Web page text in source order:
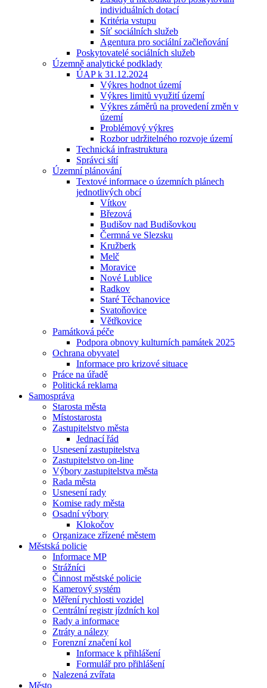
individuálních dotací
Kritéria vstupu
Síť sociálních služeb
Agentura pro sociální začleňování
Poskytovatelé sociálních služeb
Územně analytické podklady
ÚAP k 31.12.2024
Výkres hodnot území
Výkres limitů využití území
Výkres záměrů na provedení změn v
území
Problémový výkres
Rozbor udržitelného rozvoje území
Technická infrastruktura
Správci sítí
Územní plánování
Textové informace o územních plánech
jednotlivých obcí
Vítkov
Březová
Budišov nad Budišovkou
Čermná ve Slezsku
Kružberk
Melč
Moravice
Nové Lublice
Radkov
Staré Těchanovice
Svatoňovice
Větřkovice
Památková péče
Podpora obnovy kulturních památek 2025
Ochrana obyvatel
Informace pro krizové situace
Práce na úřadě
Politická reklama
Samospráva
Starosta města
Místostarosta
Zastupitelstvo města
Jednací řád
Usnesení zastupitelstva
Zastupitelstvo on-line
Výbory zastupitelstva města
Rada města
Usnesení rady
Komise rady města
Osadní výbory
Klokočov
Organizace zřízené městem
Městská policie
Informace MP
Strážníci
Činnost městské policie
Kamerový systém
Měření rychlosti vozidel
Centrální registr jízdních kol
Rady a informace
Ztráty a nálezy
Forenzní značení kol
Informace k přihlášení
Formulář pro přihlášení
Nalezená zvířata
Město